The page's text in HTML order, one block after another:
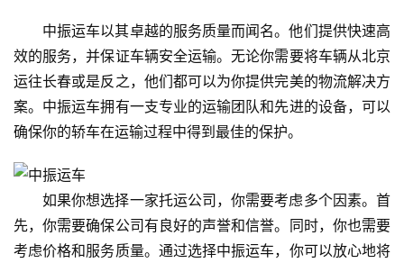
中振运车以其卓越的服务质量而闻名。他们提供快速高
效的服务，并保证车辆安全运输。无论你需要将车辆从北京
运往长春或是反之，他们都可以为你提供完美的物流解决方
案。中振运车拥有一支专业的运输团队和先进的设备，可以
确保你的轿车在运输过程中得到最佳的保护。
如果你想选择一家托运公司，你需要考虑多个因素。首
先，你需要确保公司有良好的声誉和信誉。同时，你也需要
考虑价格和服务质量。通过选择中振运车，你可以放心地将